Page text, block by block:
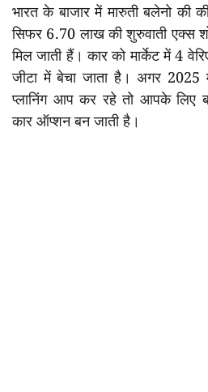
भारत के बाजार में मारुती बलेनो की
सिफर 6.70 लाख की शुरुवाती एक्स
मिल जाती हैं। कार को मार्केट में 4
जीटा में बेचा जाता है। अगर
प्लानिंग आप कर रहे तो आपके लिए
कार ऑप्शन बन जाती है।